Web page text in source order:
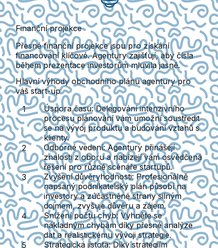
Finanční projekce
Přesné finanční projekce jsou pro získání
financování klíčové. Agentury zajišťují, aby čísla
během prezentace investorům mluvila jasně.
Hlavní výhody obchodního plánu agentury pro
váš start-up
Úspora času:Delegování intenzivního
procesu plánování vám umožní soustředit
se na vývoj produktu a budování vztahů s
klienty.
Odborné vedení:Agentury přinášejí
znalosti z oboru a nabízejí vám osvědčená
řešení pro různé scénáře startupů.
Zvýšení důvěryhodnosti:Profesionálně
napsaný podnikatelský plán působí na
investory a zúčastněné strany silným
dojmem, zvyšuje důvěru a zájem.
Snížení počtu chyb:Vyhněte se
nákladným chybám díky přesné analýze
dat a realistickému vývoji strategie.
Strategická jistota:Díky strategiím